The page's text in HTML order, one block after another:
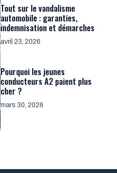
Tout sur le vandalisme
automobile : garanties,
indemnisation et démarches
avril 23, 2026
Pourquoi les jeunes
conducteurs A2 paient plus
cher ?
mars 30, 2026